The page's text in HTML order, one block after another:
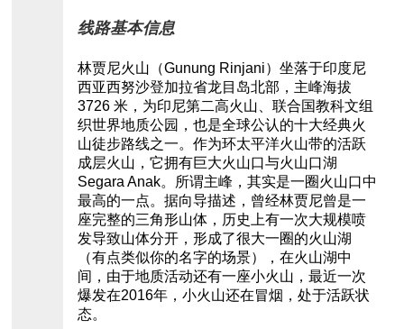
线路基本信息
林贾尼火山（Gunung Rinjani）坐落于印度尼
西亚西努沙登加拉省龙目岛北部，主峰海拔
3726 米，为印尼第二高火山、联合国教科文组
织世界地质公园，也是全球公认的十大经典火
山徒步路线之一。作为环太平洋火山带的活跃
成层火山，它拥有巨大火山口与火山口湖
Segara Anak。所谓主峰，其实是一圈火山口中
最高的一点。据向导描述，曾经林贾尼曾是一
座完整的三角形山体，历史上有一次大规模喷
发导致山体分开，形成了很大一圈的火山湖
（有点类似你的名字的场景），在火山湖中
间，由于地质活动还有一座小火山，最近一次
爆发在2016年，小火山还在冒烟，处于活跃状
态。